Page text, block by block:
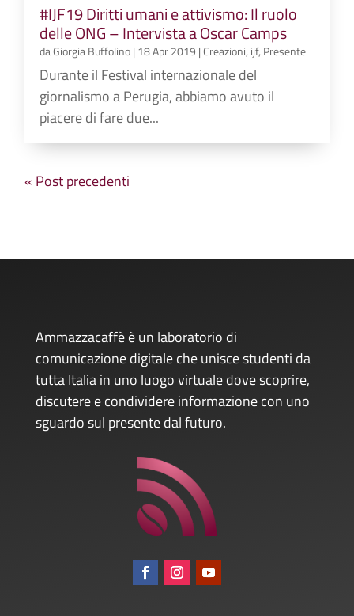
#IJF19 Diritti umani e attivismo: Il ruolo
delle ONG – Intervista a Oscar Camps
daGiorgia Buffolino| 18 Apr 2019 |Creazioni, ijf, Presente
Durante il Festival internazionale del
giornalismo a Perugia, abbiamo avuto il
piacere di fare due...
« Post precedenti
Ammazzacaffè è un laboratorio di
comunicazione digitale che unisce studenti da
tutta Italia in uno luogo virtuale dove scoprire,
discutere e condividere informazione con uno
sguardo sul presente dal futuro.